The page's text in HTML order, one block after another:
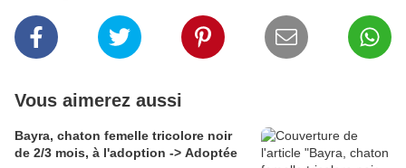
Vous aimerez aussi
Bayra, chaton femelle tricolore noir
de 2/3 mois, à l'adoption -> Adoptée